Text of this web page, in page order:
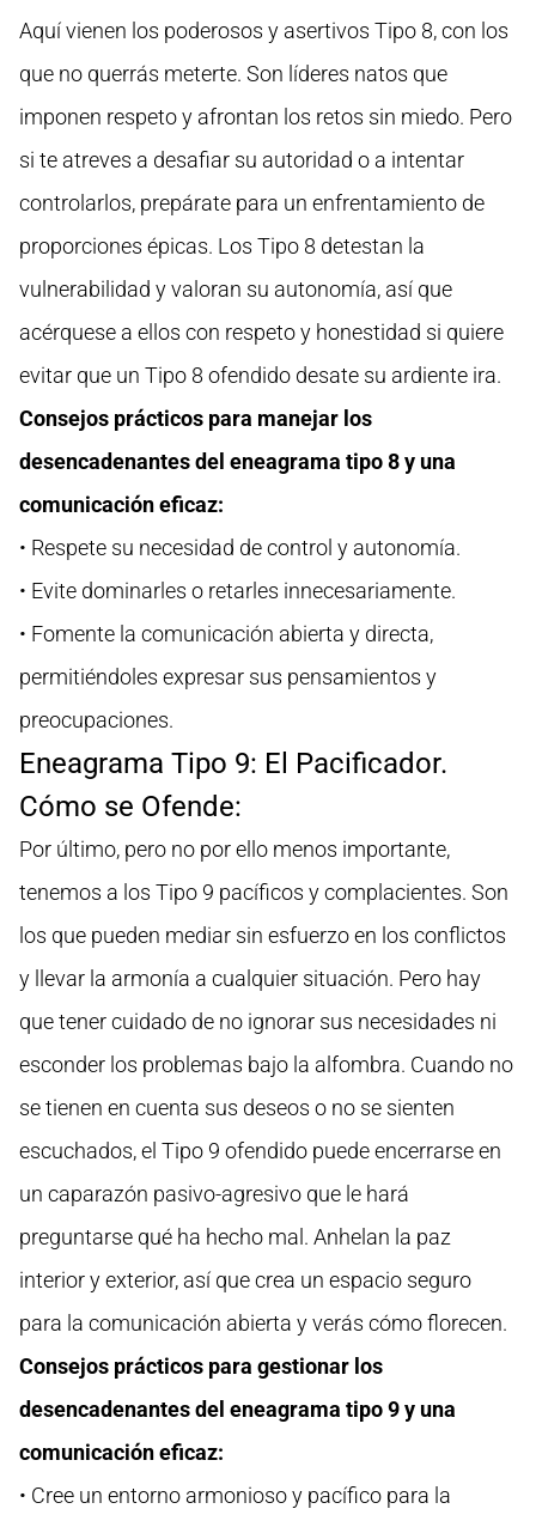
Aquí vienen los poderosos y asertivos Tipo 8, con los
que no querrás meterte. Son líderes natos que
imponen respeto y afrontan los retos sin miedo. Pero
si te atreves a desafiar su autoridad o a intentar
controlarlos, prepárate para un enfrentamiento de
proporciones épicas. Los Tipo 8 detestan la
vulnerabilidad y valoran su autonomía, así que
acérquese a ellos con respeto y honestidad si quiere
evitar que un Tipo 8 ofendido desate su ardiente ira.
Consejos prácticos para manejar los
desencadenantes del eneagrama tipo 8 y una
comunicación eficaz:
• Respete su necesidad de control y autonomía.
• Evite dominarles o retarles innecesariamente.
• Fomente la comunicación abierta y directa,
permitiéndoles expresar sus pensamientos y
preocupaciones.
Eneagrama Tipo 9: El Pacificador.
Cómo se Ofende:
Por último, pero no por ello menos importante,
tenemos a los Tipo 9 pacíficos y complacientes. Son
los que pueden mediar sin esfuerzo en los conflictos
y llevar la armonía a cualquier situación. Pero hay
que tener cuidado de no ignorar sus necesidades ni
esconder los problemas bajo la alfombra. Cuando no
se tienen en cuenta sus deseos o no se sienten
escuchados, el Tipo 9 ofendido puede encerrarse en
un caparazón pasivo-agresivo que le hará
preguntarse qué ha hecho mal. Anhelan la paz
interior y exterior, así que crea un espacio seguro
para la comunicación abierta y verás cómo florecen.
Consejos prácticos para gestionar los
desencadenantes del eneagrama tipo 9 y una
comunicación eficaz:
• Cree un entorno armonioso y pacífico para la